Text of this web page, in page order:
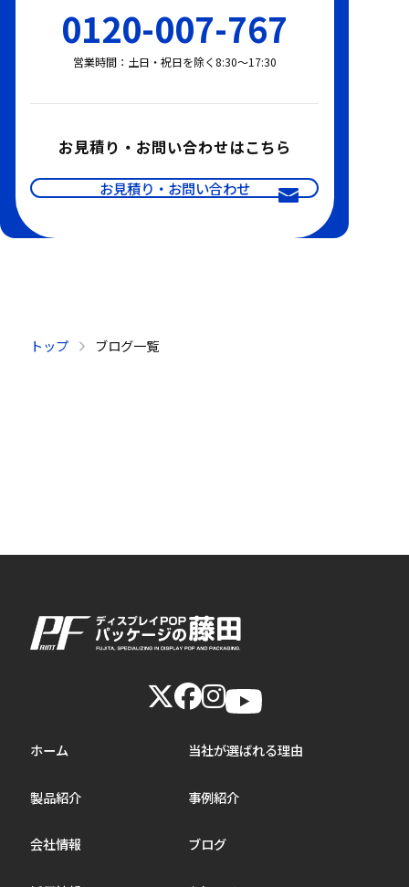
0120-007-767
営業時間：土日・祝日を除く8:30〜17:30
お見積り・お問い合わせはこちら
お見積り・お問い合わせ
トップ ブログ一覧
ホーム 当社が選ばれる理由
製品紹介 事例紹介
会社情報 ブログ